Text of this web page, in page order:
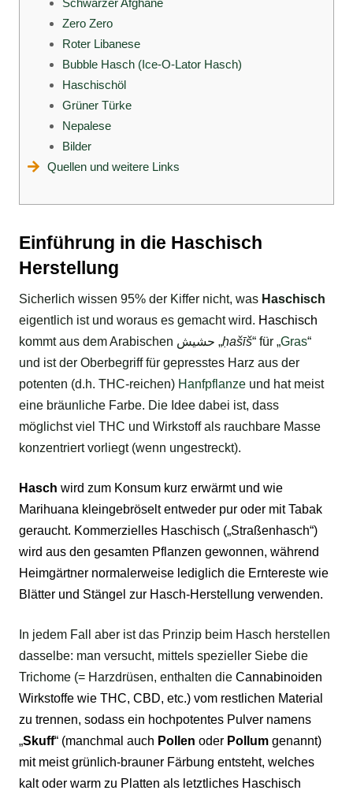
Zero Zero
Roter Libanese
Bubble Hasch (Ice-O-Lator Hasch)
Haschischöl
Grüner Türke
Nepalese
Bilder
Quellen und weitere Links
Einführung in die Haschisch
Herstellung
Sicherlich wissen 95% der Kiffer nicht, was Haschisch
eigentlich ist und woraus es gemacht wird. Haschisch
kommt aus dem Arabischen حشيش‎ „ḥašīš“ für „Gras“
und ist der Oberbegriff für gepresstes Harz aus der
potenten (d.h. THC-reichen) Hanfpflanze und hat meist
eine bräunliche Farbe. Die Idee dabei ist, dass
möglichst viel THC und Wirkstoff als rauchbare Masse
konzentriert vorliegt (wenn ungestreckt).
Hasch wird zum Konsum kurz erwärmt und wie
Marihuana kleingebröselt entweder pur oder mit Tabak
geraucht. Kommerzielles Haschisch („Straßenhasch“)
wird aus den gesamten Pflanzen gewonnen, während
Heimgärtner normalerweise lediglich die Erntereste wie
Blätter und Stängel zur Hasch-Herstellung verwenden.
In jedem Fall aber ist das Prinzip beim Hasch herstellen
dasselbe: man versucht, mittels spezieller Siebe die
Trichome (= Harzdrüsen, enthalten die Cannabinoiden
Wirkstoffe wie THC, CBD, etc.) vom restlichen Material
zu trennen, sodass ein hochpotentes Pulver namens
„Skuff“ (manchmal auch Pollen oder Pollum genannt)
mit meist grünlich-brauner Färbung entsteht, welches
kalt oder warm zu Platten als letztliches Haschisch